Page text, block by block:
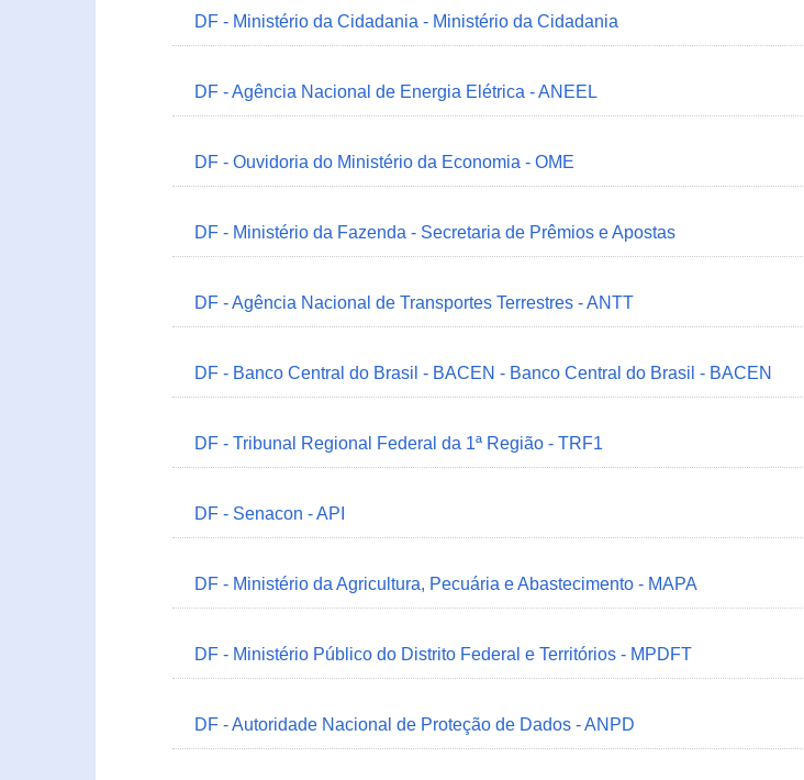
DF - Ministério da Cidadania - Ministério da Cidadania
DF - Agência Nacional de Energia Elétrica - ANEEL
DF - Ouvidoria do Ministério da Economia - OME
DF - Ministério da Fazenda - Secretaria de Prêmios e Apostas
DF - Agência Nacional de Transportes Terrestres - ANTT
DF - Banco Central do Brasil - BACEN - Banco Central do Brasil - BACEN
DF - Tribunal Regional Federal da 1ª Região - TRF1
DF - Senacon - API
DF - Ministério da Agricultura, Pecuária e Abastecimento - MAPA
DF - Ministério Público do Distrito Federal e Territórios - MPDFT
DF - Autoridade Nacional de Proteção de Dados - ANPD